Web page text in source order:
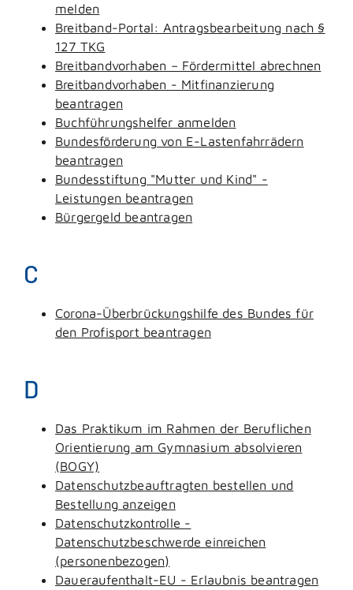
melden
Breitband-Portal: Antragsbearbeitung nach §
127 TKG
Breitbandvorhaben – Fördermittel abrechnen
Breitbandvorhaben - Mitfinanzierung
beantragen
Buchführungshelfer anmelden
Bundesförderung von E-Lastenfahrrädern
beantragen
Bundesstiftung "Mutter und Kind" -
Leistungen beantragen
Bürgergeld beantragen
C
Corona-Überbrückungshilfe des Bundes für
den Profisport beantragen
D
Das Praktikum im Rahmen der Beruflichen
Orientierung am Gymnasium absolvieren
(BOGY)
Datenschutzbeauftragten bestellen und
Bestellung anzeigen
Datenschutzkontrolle -
Datenschutzbeschwerde einreichen
(personenbezogen)
Daueraufenthalt-EU - Erlaubnis beantragen